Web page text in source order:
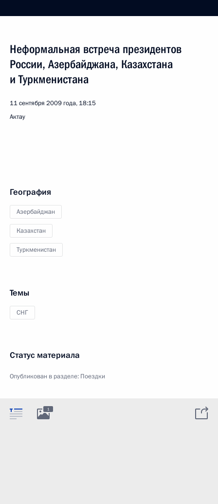
Неформальная встреча президентов
России, Азербайджана, Казахстана
и Туркменистана
11 сентября 2009 года, 18:15
Актау
География
Азербайджан
Казахстан
Туркменистан
Темы
СНГ
Статус материала
Опубликован в разделе: Поездки
1